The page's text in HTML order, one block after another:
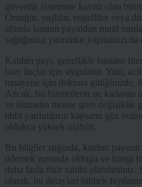
güvenlik sistemine kayıtlı olan
Örneğin, yaşlılar, engelliler veya
altında katılım payından muaf
sağlığınıza yatırımlar yapmanızı
Katılım payı, genellikle hastane
bazı ilaçlar için uygulanır. Yani,
muayene için doktora gittiğinizde,
Ancak, bu hizmetlerin ne kadarını
ve hizmetin türüne göre değişiklik
tıbbi yardımların kapsamı göz
oldukça yüksek olabilir.
Bu bilgiler ışığında, katılım
ödemek zorunda olduğu ve hangi
daha fazla fikir sahibi olabilirsiniz.
olarak, bu detayları bilmek